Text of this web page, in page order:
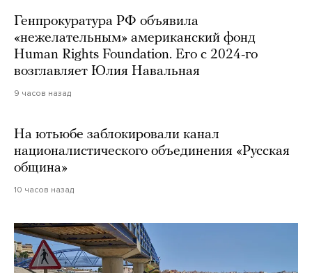
Генпрокуратура РФ объявила
«нежелательным» американский фонд
Human Rights Foundation. Его с 2024-го
возглавляет Юлия Навальная
9 часов назад
На ютьюбе заблокировали канал
националистического объединения «Русская
община»
10 часов назад